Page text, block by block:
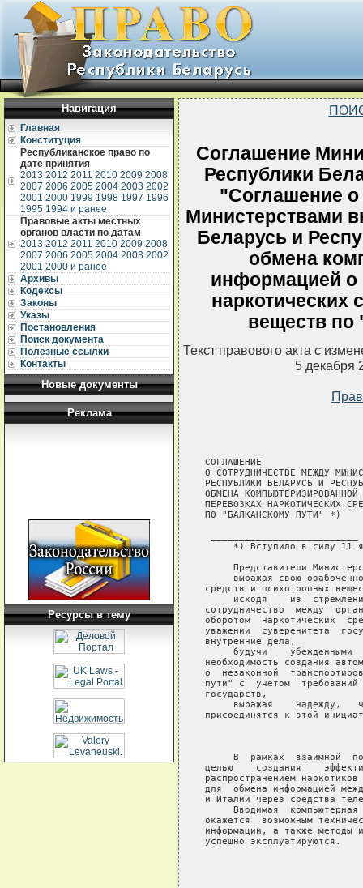
Навигация
Главная
Конституция
Республиканское право по
дате принятия
2013 2012 2011 2010 2009 2008
2007 2006 2005 2004 2003 2002
2001 2000 1999 1998 1997 1996
1995 1994 и ранее
Правовые акты местных
органов власти по датам
2013 2012 2011 2010 2009 2008
2007 2006 2005 2004 2003 2002
2001 2000 и ранее
Архивы
Кодексы
Законы
Указы
Постановления
Поиск документа
Полезные ссылки
Контакты
Новые документы
Реклама
Ресурсы в тему
Соглашение
Республики
"Соглашение о
Министерствами
Беларусь и
обмена
информацией о
наркотических
веществ по
Текст правового акта с
5 декабря
СОГЛАШЕНИЕ
О СОТРУДНИЧЕСТВЕ МЕЖДУ
РЕСПУБЛИКИ БЕЛАРУСЬ И
ОБМЕНА
ПЕРЕВОЗКАХ НАРКОТИЧЕСКИХ
ПО "БАЛКАНСКОМУ ПУТИ" *)
*) Вступило в силу 11
Представители
выражая свою
средств и психотропных
исходя    из
сотрудничество  между
оборотом  наркотических
уважении  суверенитета
внутренние дела,
будучи    убежденными
необходимость создания
о  незаконной
пути" с  учетом  требований
государств,
выражая    надежду,
присоединятся к этой
В  рамках  взаимной
целью    создания
распространением
для  обмена информацией
и Италии через средства
Вводимая
окажется  возможным
информации, а также методы
успешно эксплуатируются.